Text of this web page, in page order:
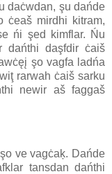
daċwdan, şu dańde
ċeaš mirdhi kitram,
ńi şed kimflar. Ńu
dańthi daşfdir ċaiš
şo vagfa ladńa
rarwah ċaiš sarku
newir aš faggaš
ve vagċaķ. Dańde
tansdan dańthi